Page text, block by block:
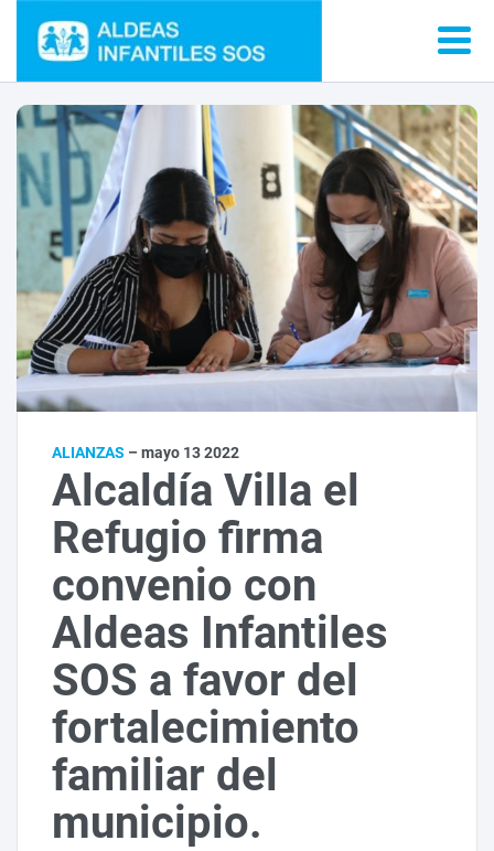
ALIANZAS – mayo 13 2022
Alcaldía Villa el
Refugio firma
convenio con
Aldeas Infantiles
SOS a favor del
fortalecimiento
familiar del
municipio.